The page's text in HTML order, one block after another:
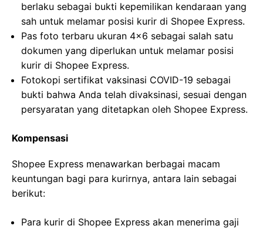
berlaku sebagai bukti kepemilikan kendaraan yang
sah untuk melamar posisi kurir di Shopee Express.
Pas foto terbaru ukuran 4×6 sebagai salah satu
dokumen yang diperlukan untuk melamar posisi
kurir di Shopee Express.
Fotokopi sertifikat vaksinasi COVID-19 sebagai
bukti bahwa Anda telah divaksinasi, sesuai dengan
persyaratan yang ditetapkan oleh Shopee Express.
Kompensasi
Shopee Express menawarkan berbagai macam
keuntungan bagi para kurirnya, antara lain sebagai
berikut:
Para kurir di Shopee Express akan menerima gaji